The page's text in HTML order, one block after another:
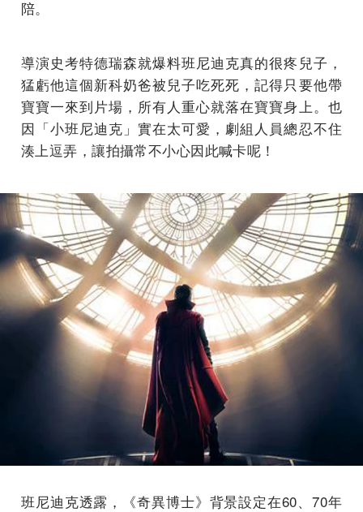
陪。
導演史考特德瑞森就爆料班尼迪克真的很疼兒子，
猛虧他這個新科奶爸被兒子吃死死，記得只要他帶
寶寶一來到片場，所有人重心就落在寶寶身上。也
因「小班尼迪克」實在太可愛，劇組人員總忍不住
湊上逗弄，讓拍攝常不小心因此喊卡呢！
班尼迪克透露，《奇異博士》背景設定在60、70年